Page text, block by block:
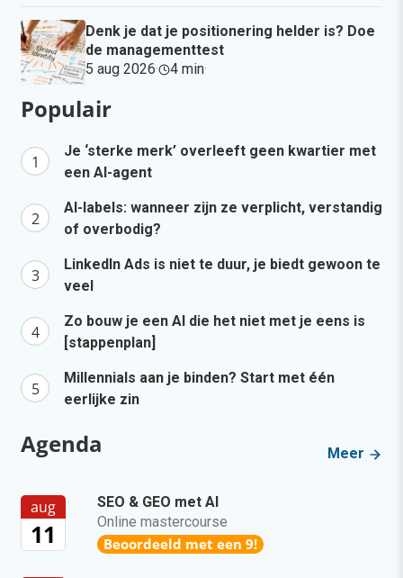
Denk je dat je positionering helder is? Doe
de managementtest
5 aug 2026· 4 min·
Populair
Je ‘sterke merk’ overleeft geen kwartier met
een AI-agent
AI-labels: wanneer zijn ze verplicht, verstandig
of overbodig?
LinkedIn Ads is niet te duur, je biedt gewoon te
veel
Zo bouw je een AI die het niet met je eens is
[stappenplan]
Millennials aan je binden? Start met één
eerlijke zin
Agenda Meer
aug
11
SEO & GEO met AI
Online mastercourse
Beoordeeld met een 9!